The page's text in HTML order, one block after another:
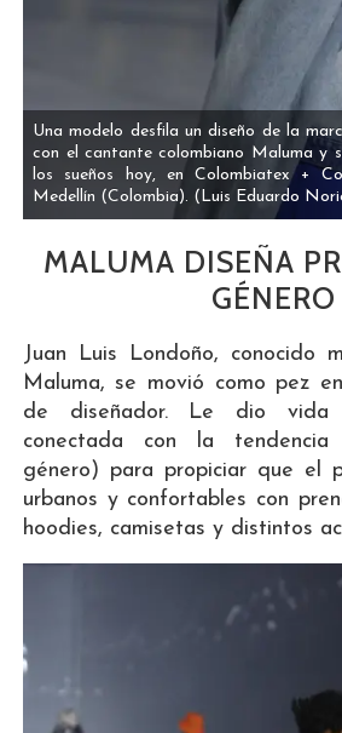
Una modelo desfila un diseño de la
con el cantante colombiano Maluma y
los sueños hoy, en Colombiatex +
Medellín (Colombia). (Luis Eduardo
MALUMA DISEÑA
GÉNERO
Juan Luis Londoño, conocido
Maluma, se movió como pez
de diseñador. Le dio vida
conectada con la tendencia
género) para propiciar que el
urbanos y confortables con
hoodies, camisetas y distintos